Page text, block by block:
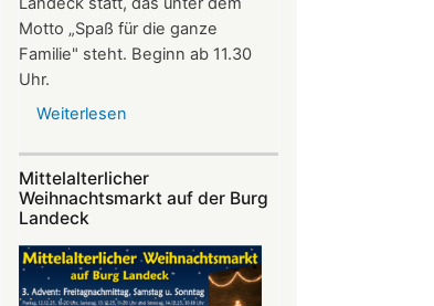
Motto „Spaß für die ganze
Familie" steht. Beginn ab 11.30
Uhr.
Weiterlesen
Burg
Mittelalterlicher
Weihnachtsmarkt auf der Burg
Landeck